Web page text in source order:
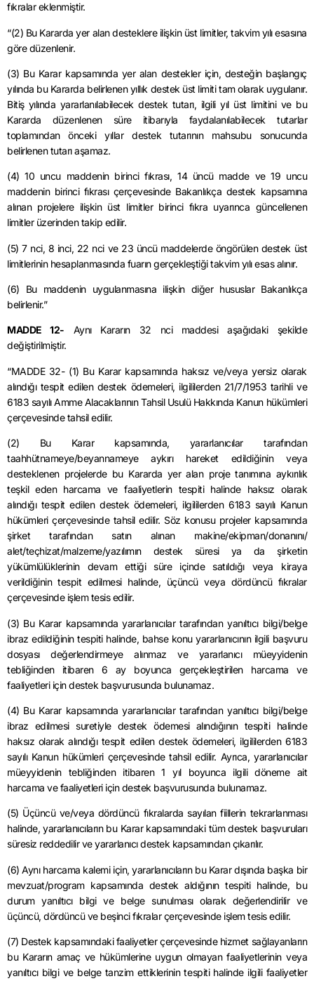
fıkralar eklenmiştir.
“(2) Bu Kararda yer alan desteklere ilişkin üst limitler, takvim yılı esasına
göre düzenlenir.
(3) Bu Karar kapsamında yer alan destekler için, desteğin başlangıç
yılında bu Kararda belirlenen yıllık destek üst limiti tam olarak uygulanır.
Bitiş yılında yararlanılabilecek destek tutarı, ilgili yıl üst limitini ve bu
Kararda düzenlenen süre itibarıyla faydalanılabilecek tutarlar
toplamından önceki yıllar destek tutarının mahsubu sonucunda
belirlenen tutarı aşamaz.
(4) 10 uncu maddenin birinci fıkrası, 14 üncü madde ve 19 uncu
maddenin birinci fıkrası çerçevesinde Bakanlıkça destek kapsamına
alınan projelere ilişkin üst limitler birinci fıkra uyarınca güncellenen
limitler üzerinden takip edilir.
(5) 7 nci, 8 inci, 22 nci ve 23 üncü maddelerde öngörülen destek üst
limitlerinin hesaplanmasında fuarın gerçekleştiği takvim yılı esas alınır.
(6) Bu maddenin uygulanmasına ilişkin diğer hususlar Bakanlıkça
belirlenir.”
MADDE 12- Aynı Kararın 32 nci maddesi aşağıdaki şekilde
değiştirilmiştir.
“MADDE 32- (1) Bu Karar kapsamında haksız ve/veya yersiz olarak
alındığı tespit edilen destek ödemeleri, ilgililerden 21/7/1953 tarihli ve
6183 sayılı Amme Alacaklarının Tahsil Usulü Hakkında Kanun hükümleri
çerçevesinde tahsil edilir.
(2) Bu Karar kapsamında, yararlanıcılar tarafından
taahhütnameye/beyannameye aykırı hareket edildiğinin veya
desteklenen projelerde bu Kararda yer alan proje tanımına aykırılık
teşkil eden harcama ve faaliyetlerin tespiti halinde haksız olarak
alındığı tespit edilen destek ödemeleri, ilgililerden 6183 sayılı Kanun
hükümleri çerçevesinde tahsil edilir. Söz konusu projeler kapsamında
şirket tarafından satın alınan makine/ekipman/donanını/
alet/teçhizat/malzeme/yazılımın destek süresi ya da şirketin
yükümlülüklerinin devam ettiği süre içinde satıldığı veya kiraya
verildiğinin tespit edilmesi halinde, üçüncü veya dördüncü fıkralar
çerçevesinde işlem tesis edilir.
(3) Bu Karar kapsamında yararlanıcılar tarafından yanıltıcı bilgi/belge
ibraz edildiğinin tespiti halinde, bahse konu yararlanıcının ilgili başvuru
dosyası değerlendirmeye alınmaz ve yararlanıcı müeyyidenin
tebliğinden itibaren 6 ay boyunca gerçekleştirilen harcama ve
faaliyetleri için destek başvurusunda bulunamaz.
(4) Bu Karar kapsamında yararlanıcılar tarafından yanıltıcı bilgi/belge
ibraz edilmesi suretiyle destek ödemesi alındığının tespiti halinde
haksız olarak alındığı tespit edilen destek ödemeleri, ilgililerden 6183
sayılı Kanun hükümleri çerçevesinde tahsil edilir. Ayrıca, yararlanıcılar
müeyyidenin tebliğinden itibaren 1 yıl boyunca ilgili döneme ait
harcama ve faaliyetleri için destek başvurusunda bulunamaz.
(5) Üçüncü ve/veya dördüncü fıkralarda sayılan fiillerin tekrarlanması
halinde, yararlanıcıların bu Karar kapsamındaki tüm destek başvuruları
süresiz reddedilir ve yararlanıcı destek kapsamından çıkarılır.
(6) Aynı harcama kalemi için, yararlanıcıların bu Karar dışında başka bir
mevzuat/program kapsamında destek aldığının tespiti halinde, bu
durum yanıltıcı bilgi ve belge sunulması olarak değerlendirilir ve
üçüncü, dördüncü ve beşinci fıkralar çerçevesinde işlem tesis edilir.
(7) Destek kapsamındaki faaliyetler çerçevesinde hizmet sağlayanların
bu Kararın amaç ve hükümlerine uygun olmayan faaliyetlerinin veya
yanıltıcı bilgi ve belge tanzim ettiklerinin tespiti halinde ilgili faaliyetler